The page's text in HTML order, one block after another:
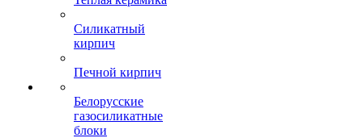
Силикатный
кирпич
Печной кирпич
Белорусские
газосиликатные
блоки